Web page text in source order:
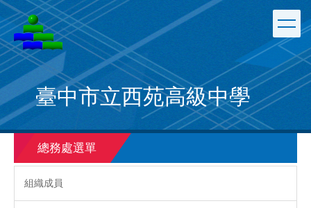
跳
到
主
要
內
容
區
臺中市立西苑高級中學
總務處選單
組織成員